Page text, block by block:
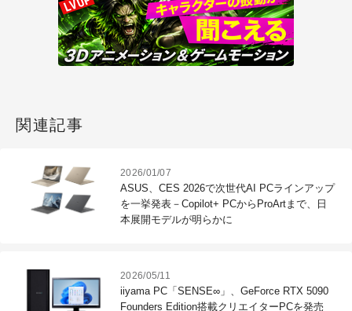
関連記事
2026/01/07
ASUS、CES 2026で次世代AI PCラインアップ
を一挙発表－Copilot+ PCからProArtまで、日
本展開モデルが明らかに
2026/05/11
iiyama PC「SENSE∞」、GeForce RTX 5090
Founders Edition搭載クリエイターPCを発売